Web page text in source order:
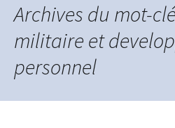
Archives du mot-
militaire et
personnel